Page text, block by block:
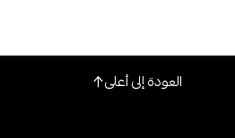
العودة إلى أعلى